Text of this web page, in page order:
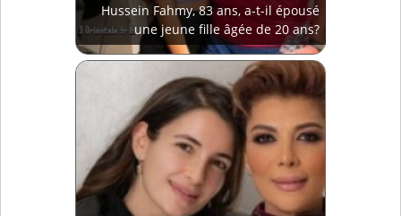
Hussein Fahmy, 83 ans, a-t-il épousé
une jeune fille âgée de 20 ans?